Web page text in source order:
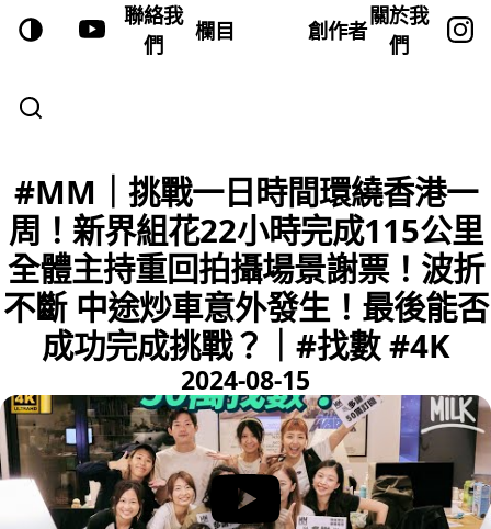
聯絡我
們
欄目 創作者
關於我
們
#MM｜挑戰一日時間環繞香港一
周！新界組花22小時完成115公里
全體主持重回拍攝場景謝票！波折
不斷 中途炒車意外發生！最後能否
成功完成挑戰？｜#找數 #4K
2024-08-15